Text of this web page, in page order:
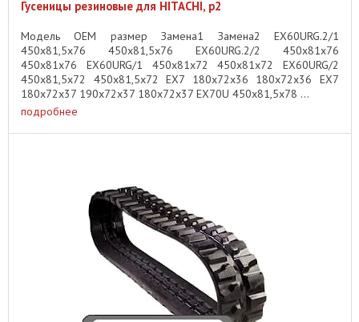
Гусеницы резиновые для HITACHI, p2
Модель OEM размер Замена1 Замена2 EX60URG.2/1
450x81,5x76 450x81,5x76 EX60URG.2/2 450x81x76
450x81x76 EX60URG/1 450x81x72 450x81x72 EX60URG/2
450x81,5x72 450x81,5x72 EX7 180x72x36 180x72x36 EX7
180x72x37 190x72x37 180x72x37 EX70U 450x81,5x78 ...
подробнее